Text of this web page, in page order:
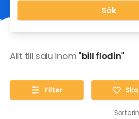
Sök
Allt till salu inom "bill flodin"
Filter